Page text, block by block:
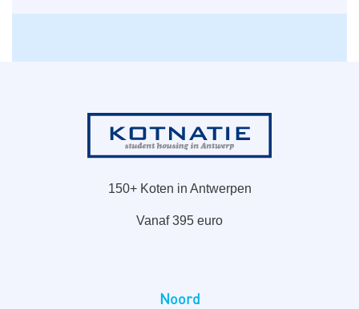
150+ Koten in Antwerpen
Vanaf 395 euro
Noord